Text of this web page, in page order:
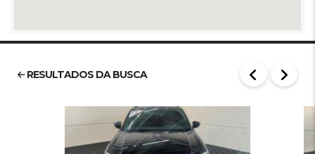
RESULTADOS DA BUSCA